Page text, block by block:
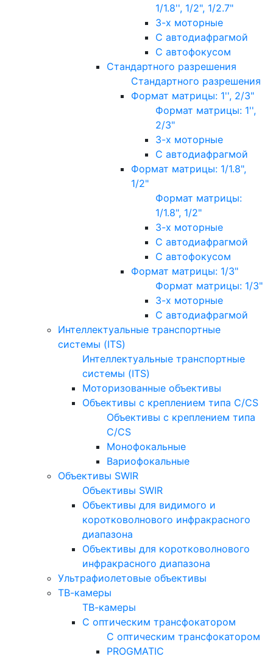
1/1.8'', 1/2", 1/2.7"
3-х моторные
С автодиафрагмой
С автофокусом
Стандартного разрешения
Стандартного разрешения
Формат матрицы: 1'', 2/3"
Формат матрицы: 1'',
2/3"
3-х моторные
С автодиафрагмой
Формат матрицы: 1/1.8",
1/2"
Формат матрицы:
1/1.8", 1/2"
3-х моторные
С автодиафрагмой
С автофокусом
Формат матрицы: 1/3"
Формат матрицы: 1/3"
3-х моторные
С автодиафрагмой
Интеллектуальные транспортные
системы (ITS)
Интеллектуальные транспортные
системы (ITS)
Моторизованные объективы
Объективы с креплением типа C/CS
Объективы с креплением типа
C/CS
Монофокальные
Вариофокальные
Объективы SWIR
Объективы SWIR
Объективы для видимого и
коротковолнового инфракрасного
диапазона
Объективы для коротковолнового
инфракрасного диапазона
Ультрафиолетовые объективы
ТВ-камеры
ТВ-камеры
С оптическим трансфокатором
С оптическим трансфокатором
PROGMATIC